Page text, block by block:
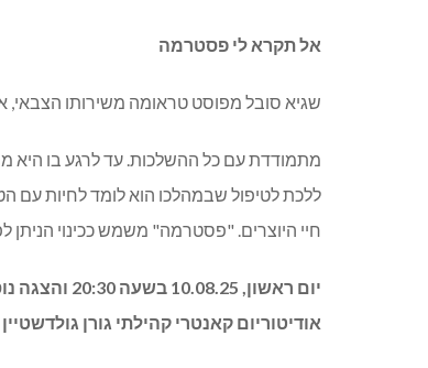
אל תקרא לי פסטרמה
שגיא סובל מפוסט טראומה משירותו הצבאי,
מתמודדת עם כל ההשלכות. עד לרגע בו היא
ללכת לטיפול שבמהלכו הוא לומד לחיות עם
חיי היוצרים. "פסטרמה" משמש ככינוי
אודיטוריום קאנטרי קהילתי גורן